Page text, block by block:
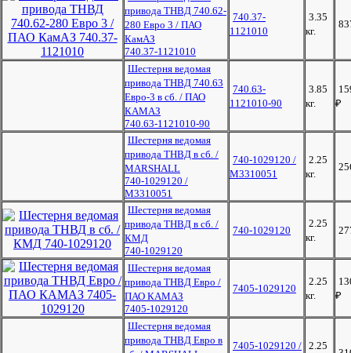
привода ТНВД 740.62-
280 Евро 3 / ПАО
КамАЗ
740.37-1121010
740.37-
1121010
3.35
кг.
Шестерня ведомая
привода ТНВД 740.63
Евро-3 в сб. / ПАО
КАМАЗ
740.63-1121010-90
740.63-
1121010-90
3.85
кг.
₽
Шестерня ведомая
привода ТНВД в сб. /
MARSHALL
740-1029120 /
M3310051
740-1029120 /
M3310051
2.25
кг.
Шестерня ведомая
привода ТНВД в сб. /
КМД
740-1029120
740-1029120
2.25
кг.
Шестерня ведомая
привода ТНВД Евро /
ПАО КАМАЗ
7405-1029120
7405-1029120
2.25
кг.
₽
Шестерня ведомая
привода ТНВД Евро в
7405-1029120 / 2.25